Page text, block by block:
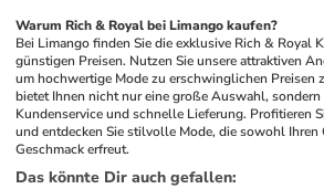
Warum Rich & Royal bei Limango kaufen?
Bei Limango finden Sie die exklusive Rich & Royal
günstigen Preisen. Nutzen Sie unsere attraktiven
um hochwertige Mode zu erschwinglichen Preisen
bietet Ihnen nicht nur eine große Auswahl, sondern
Kundenservice und schnelle Lieferung. Profitieren
und entdecken Sie stilvolle Mode, die sowohl Ihren
Geschmack erfreut.
Das könnte Dir auch gefallen: